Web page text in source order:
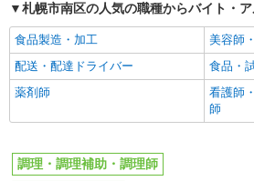
札幌市南区の人気の職種からバイト・
食品製造・加工
美容師
配送・配達ドライバー
食品・
薬剤師
看護師
師
調理・調理補助・調理師